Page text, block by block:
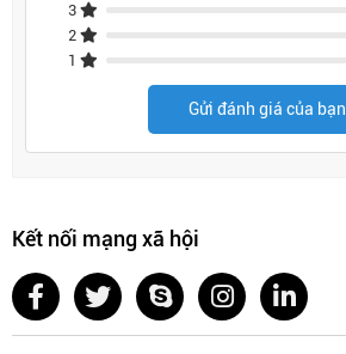
3
2
1
Gửi đánh giá của bạn
Kết nối mạng xã hội